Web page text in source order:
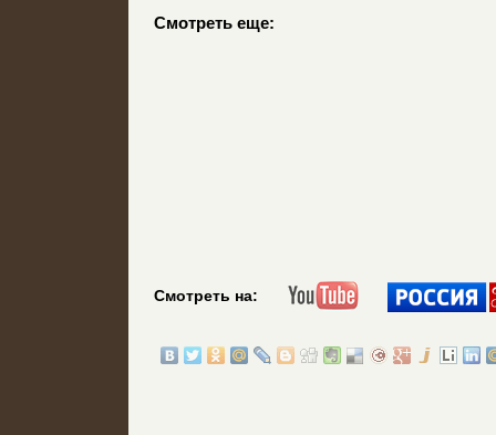
Смотреть еще:
Смотреть на: